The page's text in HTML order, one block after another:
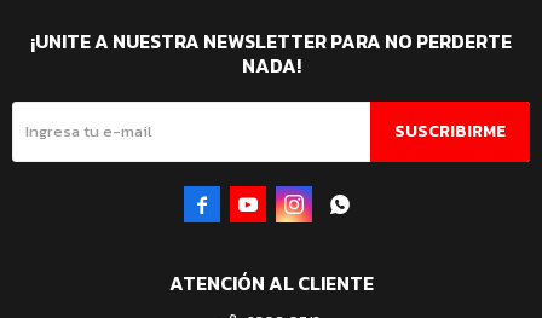
ATENCIÓN AL CLIENTE
¡UNITE A NUESTRA NEWSLETTER PARA NO PERDERTE
NADA!
SUSCRIBIRME
   